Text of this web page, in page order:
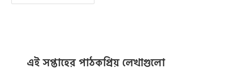
জালাল
কবিতা
এই সপ্তাহের পাঠকপ্রিয় লেখাগুলো